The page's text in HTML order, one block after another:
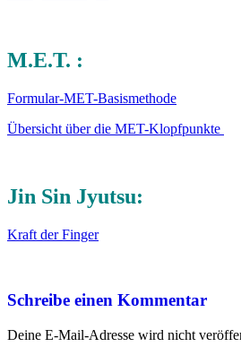
M.E.T. :
Formular-MET-Basismethode
Übersicht über die MET-Klopfpunkte
Jin Sin Jyutsu:
Kraft der Finger
Schreibe einen Kommentar
Deine E-Mail-Adresse wird nicht